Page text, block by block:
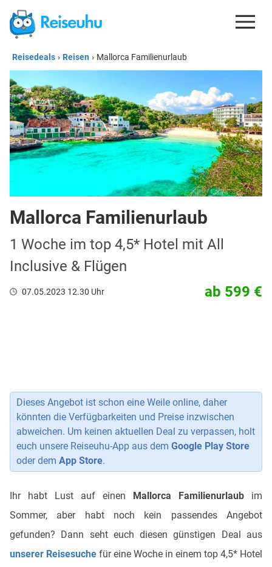
REISEDEALS
GUTSCHEINE
KREDITKARTEN
ESIM
REISEBLOG
Reisedeals › Reisen › Mallorca Familienurlaub
Mallorca Familienurlaub
1 Woche im top 4,5* Hotel mit All
Inclusive & Flügen
07.05.2023 12.30 Uhr ab 599 €
Dieses Angebot ist schon eine Weile online, daher
könnten die Verfügbarkeiten und Preise inzwischen
abweichen. Um keinen aktuellen Deal zu verpassen, holt
euch unsere Reiseuhu-App aus dem Google Play Store
oder dem App Store.
Ihr habt Lust auf einen Mallorca Familienurlaub im
Sommer, aber habt noch kein passendes Angebot
gefunden? Dann seht euch diesen günstigen Deal aus
unserer Reisesuche für eine Woche in einem top 4,5* Hotel